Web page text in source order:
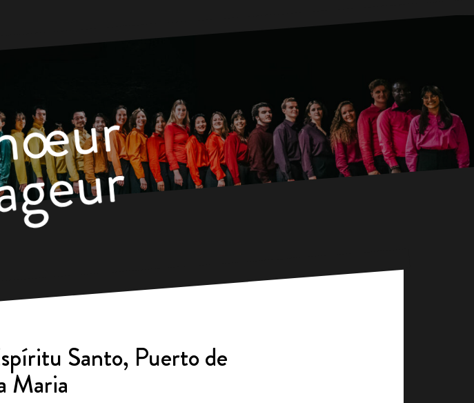
Santo, Puerto de
Maria